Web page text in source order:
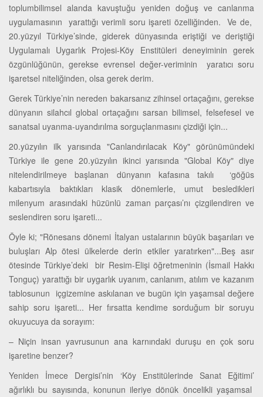
toplumbilimsel alanda kavuştuğu yeniden doğuş ve canlanma
uygulamasının yarattığı verimli soru işareti özelliğinden. Ve de,
20.yüzyıl Türkiye’sinde, giderek dünyasında eriştiği ve deriştiği
Uygulamalı Uygarlık Projesi-Köy Enstitüleri deneyiminin gerek
özgünlüğünün, gerekse evrensel değer-veriminin yaratıcı soru
işaretsel niteliğinden, olsa gerek derim.
Gerek Türkiye’nin nereden bakarsanız zihinsel ortaçağını, gerekse
dünyanın silahcıl global ortaçağını sarsan bilimsel, felsefesel ve
sanatsal uyanma-uyandırılma sorguçlanmasını çizdiği için...
20.yüzyılın ilk yarısında "Canlandırılacak Köy" görünümündeki
Türkiye ile gene 20.yüzyılın ikinci yarısında "Global Köy" diye
nitelendirilmeye başlanan dünyanın kafasına takılı ‘göğüs
kabartısıyla baktıkları klasik dönemlerle, umut besledikleri
milenyum arasındaki hüzünlü zaman parçası’nı çizgilendiren ve
seslendiren soru işareti...
Öyle ki; "Rönesans dönemi İtalyan ustalarının büyük başarıları ve
buluşları Alp ötesi ülkelerde derin etkiler yaratırken"...Beş asır
ötesinde Türkiye’deki bir Resim-Elişi öğretmeninin (İsmail Hakkı
Tonguç) yarattığı bir uygarlık uyanım, canlanım, atılım ve kazanım
tablosunun içgizemine askılanan ve bugün için yaşamsal değere
sahip soru işareti... Her fırsatta kendime sorduğum bir soruyu
okuyucuya da sorayım:
– Niçin insan yavrusunun ana karnındaki duruşu en çok soru
işaretine benzer?
Yeniden İmece Dergisi’nin ‘Köy Enstitülerinde Sanat Eğitimi’
ağırlıklı bu sayısında, konunun ileriye dönük öncelikli yaşamsal